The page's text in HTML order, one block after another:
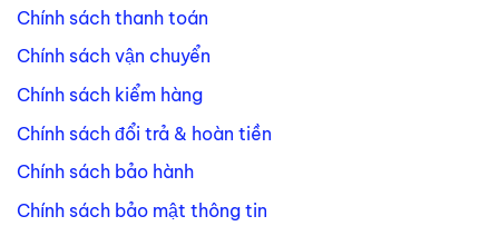
Chính sách thanh toán
Chính sách vận chuyển
Chính sách kiểm hàng
Chính sách đổi trả & hoàn tiền
Chính sách bảo hành
Chính sách bảo mật thông tin